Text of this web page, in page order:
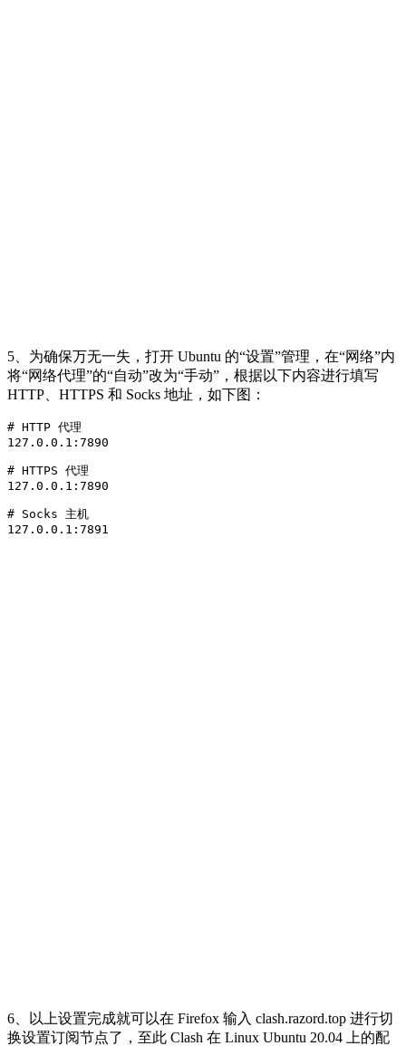
5、为确保万无一失，打开 Ubuntu 的“设置”管理，在“网络”内
将“网络代理”的“自动”改为“手动”，根据以下内容进行填写
HTTP、HTTPS 和 Socks 地址，如下图：
# HTTP 代理
127.0.0.1:7890
# HTTPS 代理
127.0.0.1:7890
# Socks 主机
127.0.0.1:7891
6、以上设置完成就可以在 Firefox 输入 clash.razord.top 进行切
换设置订阅节点了，至此 Clash 在 Linux Ubuntu 20.04 上的配